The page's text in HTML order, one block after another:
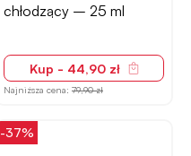
chłodzący – 25 ml
Kup - 44,90 zł
Najniższa cena: 79,90 zł
-37%